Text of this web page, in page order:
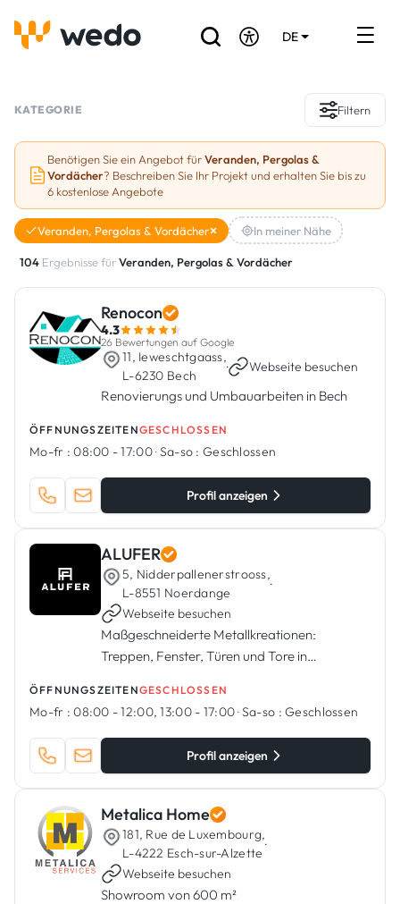
DE
Referenzen
Förderungen & Zuschüsse
Stellenbörse
Sind Sie Handwerker?
Einloggen
KATEGORIE Filtern
Benötigen Sie ein Angebot fürVeranden, Pergolas &
Vordächer? Beschreiben Sie Ihr Projekt und erhalten Sie bis zu
6 kostenlose Angebote
Veranden, Pergolas & Vordächer In meiner Nähe
104 Ergebnisse fürVeranden, Pergolas & Vordächer
Renocon
4.3
26 Bewertungen auf Google
11, Ieweschtgaass,
L-6230 Bech
· Webseite besuchen
Renovierungs und Umbauarbeiten in Bech
ÖFFNUNGSZEITENGESCHLOSSEN
Mo-fr : 08:00 - 17:00·Sa-so : Geschlossen
Profil anzeigen
ALUFER
5, Nidderpallenerstrooss,
L-8551 Noerdange
·
Webseite besuchen
Maßgeschneiderte Metallkreationen:
Treppen, Fenster, Türen und Tore in
ÖFFNUNGSZEITENGESCHLOSSEN
Mo-fr : 08:00 - 12:00, 13:00 - 17:00·Sa-so : Geschlossen
Profil anzeigen
Metalica Home
181, Rue de Luxembourg,
L-4222 Esch-sur-Alzette
·
Webseite besuchen
Showroom von 600 m²